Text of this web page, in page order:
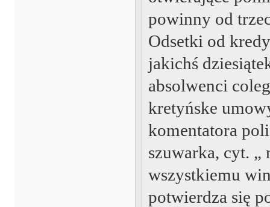
powinny od
Odsetki od
jakichś
absolwenci
kretyńske
komentatora
szuwarka, cyt. „
wszystkiemu
potwierdza się